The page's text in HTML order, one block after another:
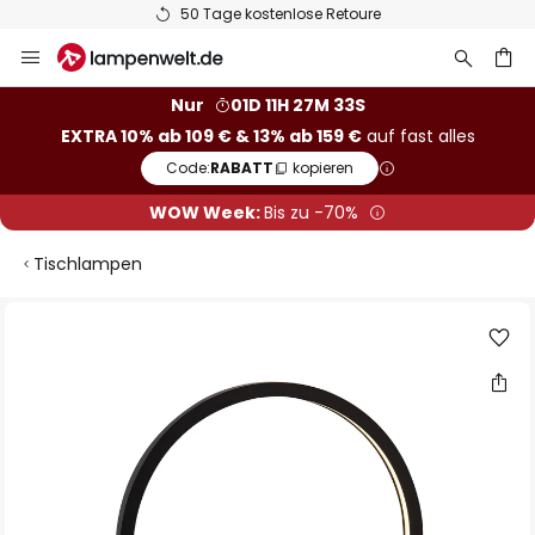
50 Tage kostenlose Retoure
Inhalt
Nur
01D 11H 27M 32S
EXTRA 10% ab 109 € & 13% ab 159 €auf fast alles
Code:RABATT kopieren
WOW Week:Bis zu -70%
Tischlampen